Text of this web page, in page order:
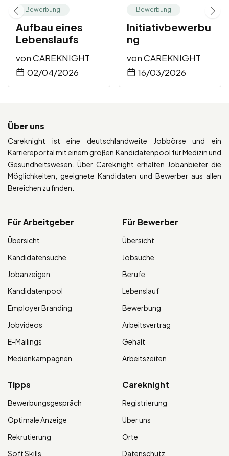
Bewerbung
Aufbau eines
Lebenslaufs
vonCAREKNIGHT
02/04/2026
Bewerbung
Initiativbewerbu
ng
vonCAREKNIGHT
16/03/2026
Über uns
Careknight ist eine deutschlandweite Jobbörse und ein
Karriereportal mit einem großen Kandidatenpool für Medizin und
Gesundheitswesen. Über Careknight erhalten Jobanbieter die
Möglichkeiten, geeignete Kandidaten und Bewerber aus allen
Bereichen zu finden.
Für Arbeitgeber
Übersicht
Kandidatensuche
Jobanzeigen
Kandidatenpool
Employer Branding
Jobvideos
E-Mailings
Medienkampagnen
Für Bewerber
Übersicht
Jobsuche
Berufe
Lebenslauf
Bewerbung
Arbeitsvertrag
Gehalt
Arbeitszeiten
Tipps
Bewerbungsgespräch
Optimale Anzeige
Rekrutierung
Soft Skills
Careknight
Registrierung
Über uns
Orte
Datenschutz